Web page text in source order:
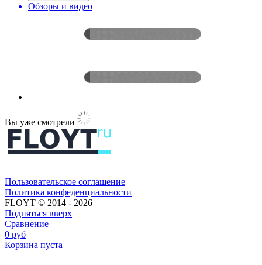
Обзоры и видео
Вы уже смотрели
Пользовательское соглашение​​
Политика конфеденциальности​
FLOYT © 2014 - 2026
Подняться вверх
Сравнение
0 руб
Корзина пуста